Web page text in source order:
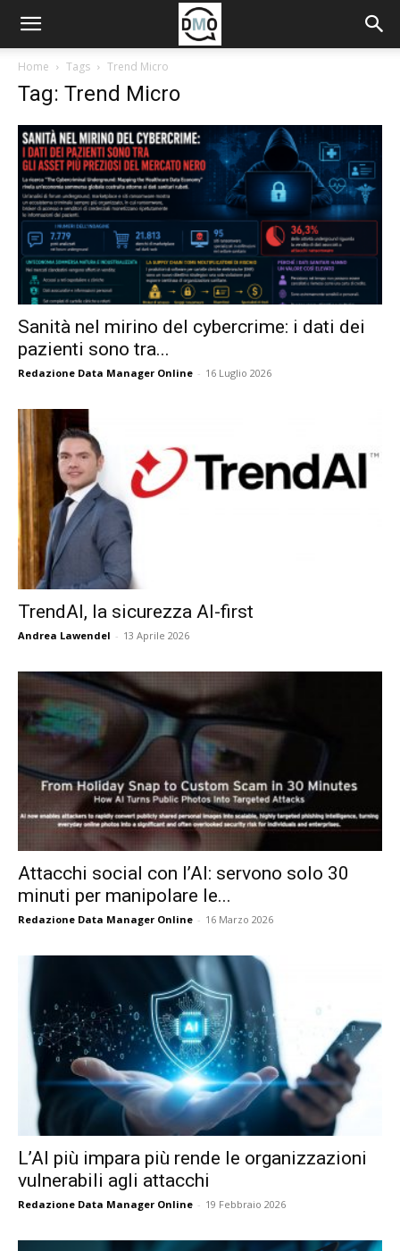
Home Tags Trend Micro
Tag: Trend Micro
Sanità nel mirino del cybercrime: i dati dei
pazienti sono tra...
Redazione Data Manager Online - 16 Luglio 2026
TrendAI, la sicurezza AI-first
Andrea Lawendel - 13 Aprile 2026
Attacchi social con l’AI: servono solo 30
minuti per manipolare le...
Redazione Data Manager Online - 16 Marzo 2026
L’AI più impara più rende le organizzazioni
vulnerabili agli attacchi
Redazione Data Manager Online - 19 Febbraio 2026